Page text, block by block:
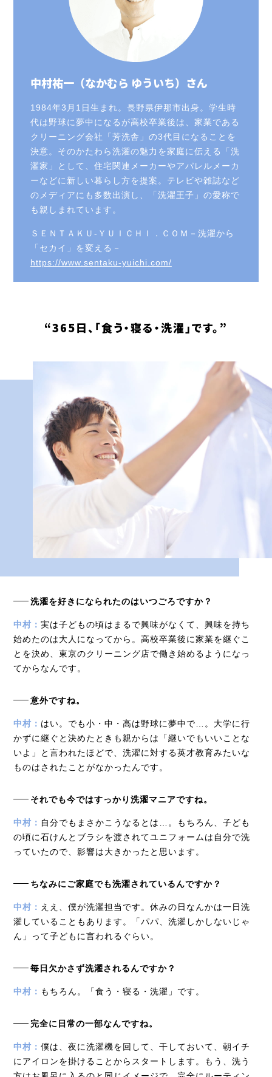
中村祐一（なかむら ゆういち）さん
1984年3月1日生まれ。長野県伊那市出身。学生時
代は野球に夢中になるが高校卒業後は、家業である
クリーニング会社「芳洗舎」の3代目になることを
決意。そのかたわら洗濯の魅力を家庭に伝える「洗
濯家」として、住宅関連メーカーやアパレルメーカ
ーなどに新しい暮らし方を提案。テレビや雑誌など
のメディアにも多数出演し、「洗濯王子」の愛称で
も親しまれています。
ＳＥＮＴＡＫＵ-ＹＵＩＣＨＩ．ＣＯＭ－洗濯から
「セカイ」を変える－
https://www.sentaku-yuichi.com/
“365日、「食う・寝る・洗濯」です。”
洗濯を好きになられたのはいつごろですか？
中村：実は子どもの頃はまるで興味がなくて、興味を持ち
始めたのは大人になってから。高校卒業後に家業を継ぐこ
とを決め、東京のクリーニング店で働き始めるようになっ
てからなんです。
意外ですね。
中村： はい。でも小・中・高は野球に夢中で…。大学に行
かずに継ぐと決めたときも親からは「継いでもいいことな
いよ」と言われたほどで、洗濯に対する英才教育みたいな
ものはされたことがなかったんです。
それでも今ではすっかり洗濯マニアですね。
中村： 自分でもまさかこうなるとは…。もちろん、子ども
の頃に石けんとブラシを渡されてユニフォームは自分で洗
っていたので、影響は大きかったと思います。
ちなみにご家庭でも洗濯されているんですか？
中村： ええ、僕が洗濯担当です。休みの日なんかは一日洗
濯していることもあります。「パパ、洗濯しかしないじゃ
ん」って子どもに言われるぐらい。
毎日欠かさず洗濯されるんですか？
中村： もちろん。「食う・寝る・洗濯」です。
完全に日常の一部なんですね。
中村：僕は、夜に洗濯機を回して、干しておいて、朝イチ
にアイロンを掛けることからスタートします。もう、洗う